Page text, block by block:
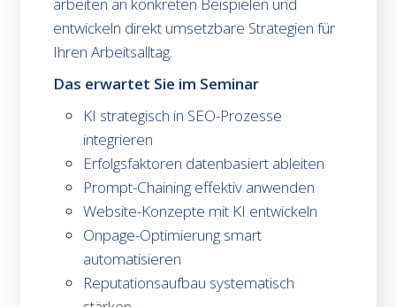
entwickeln direkt umsetzbare Strategien für
Ihren Arbeitsalltag.
Das erwartet Sie im Seminar
KI strategisch in SEO-Prozesse
integrieren
Erfolgsfaktoren datenbasiert ableiten
Prompt-Chaining effektiv anwenden
Website-Konzepte mit KI entwickeln
Onpage-Optimierung smart
automatisieren
Reputationsaufbau systematisch